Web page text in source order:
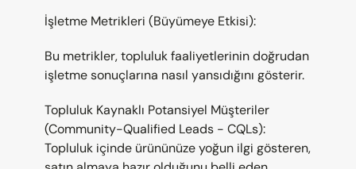
İşletme Metrikleri (Büyümeye Etkisi):
Bu metrikler, topluluk faaliyetlerinin doğrudan
işletme sonuçlarına nasıl yansıdığını gösterir.
Topluluk Kaynaklı Potansiyel Müşteriler
(Community-Qualified Leads - CQLs):
Topluluk içinde ürününüze yoğun ilgi gösteren,